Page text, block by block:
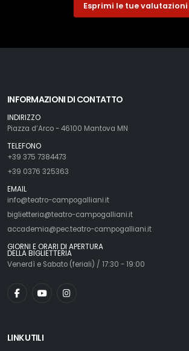
Esprimi le tue valutazioni
INFORMAZIONI DI CONTATTO
INDIRIZZO
Piazza d’Arco - 46100 Mantova MN
TELEFONO
+39 375 7384473
+39 0376 325363
EMAIL
info@teatro-campogalliani.it
biglietteria@teatro-campogalliani.it
accademia@pec.teatro-campogalliani.it
GIORNI E ORARI DI APERTURA
DELLA BIGLIETTERIA
Venerdì e Sabato (feriali) / 17:30 - 19:00
LINK UTILI